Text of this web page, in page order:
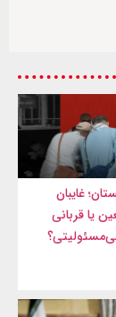
غایبان
یا قربانی